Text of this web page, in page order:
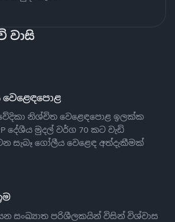
වාසි
නිශ්චිත වෙළෙඳපොළ ඉලක්ක
දේශීය මුදල් වර්ග 70 කට වැඩි
සැබෑ ගෝලීය වෙළෙඳ අත්දැකීමක්
සංඛ්‍යාත පරිශීලකයින් විසින් විශ්වාස